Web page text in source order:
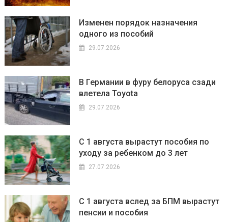
Изменен порядок назначения
одного из пособий
29.07.2026
В Германии в фуру белоруса сзади
влетела Toyota
29.07.2026
С 1 августа вырастут пособия по
уходу за ребенком до 3 лет
27.07.2026
С 1 августа вслед за БПМ вырастут
пенсии и пособия